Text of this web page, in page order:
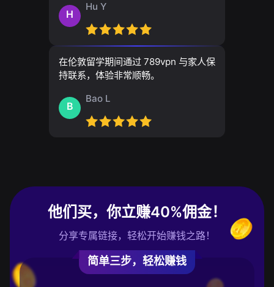
H
Hu Y
在伦敦留学期间通过 789vpn 与家人保
持联系，体验非常顺畅。
B
Bao L
他们买，你立赚40%佣金！
分享专属链接，轻松开始赚钱之路！
简单三步，轻松赚钱